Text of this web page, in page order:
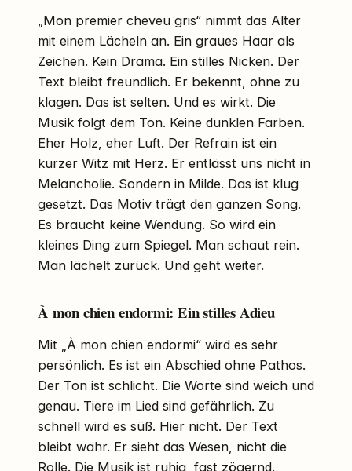
„Mon premier cheveu gris“ nimmt das Alter
mit einem Lächeln an. Ein graues Haar als
Zeichen. Kein Drama. Ein stilles Nicken. Der
Text bleibt freundlich. Er bekennt, ohne zu
klagen. Das ist selten. Und es wirkt. Die
Musik folgt dem Ton. Keine dunklen Farben.
Eher Holz, eher Luft. Der Refrain ist ein
kurzer Witz mit Herz. Er entlässt uns nicht in
Melancholie. Sondern in Milde. Das ist klug
gesetzt. Das Motiv trägt den ganzen Song.
Es braucht keine Wendung. So wird ein
kleines Ding zum Spiegel. Man schaut rein.
Man lächelt zurück. Und geht weiter.
À mon chien endormi: Ein stilles Adieu
Mit „À mon chien endormi“ wird es sehr
persönlich. Es ist ein Abschied ohne Pathos.
Der Ton ist schlicht. Die Worte sind weich und
genau. Tiere im Lied sind gefährlich. Zu
schnell wird es süß. Hier nicht. Der Text
bleibt wahr. Er sieht das Wesen, nicht die
Rolle. Die Musik ist ruhig, fast zögernd.